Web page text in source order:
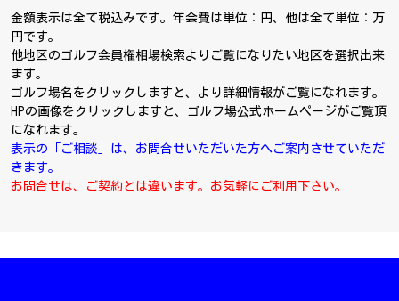
金額表示は全て税込みです。年会費は単位：円、他は全て単位：万
円です。
他地区のゴルフ会員権相場検索よりご覧になりたい地区を選択出来
ます。
ゴルフ場名をクリックしますと、より詳細情報がご覧になれます。
HPの画像をクリックしますと、ゴルフ場公式ホームページがご覧頂
になれます。
表示の「ご相談」は、お問合せいただいた方へご案内させていただ
きます。
お問合せは、ご契約とは違います。お気軽にご利用下さい。